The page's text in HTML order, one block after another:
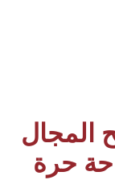
المجال
حرة